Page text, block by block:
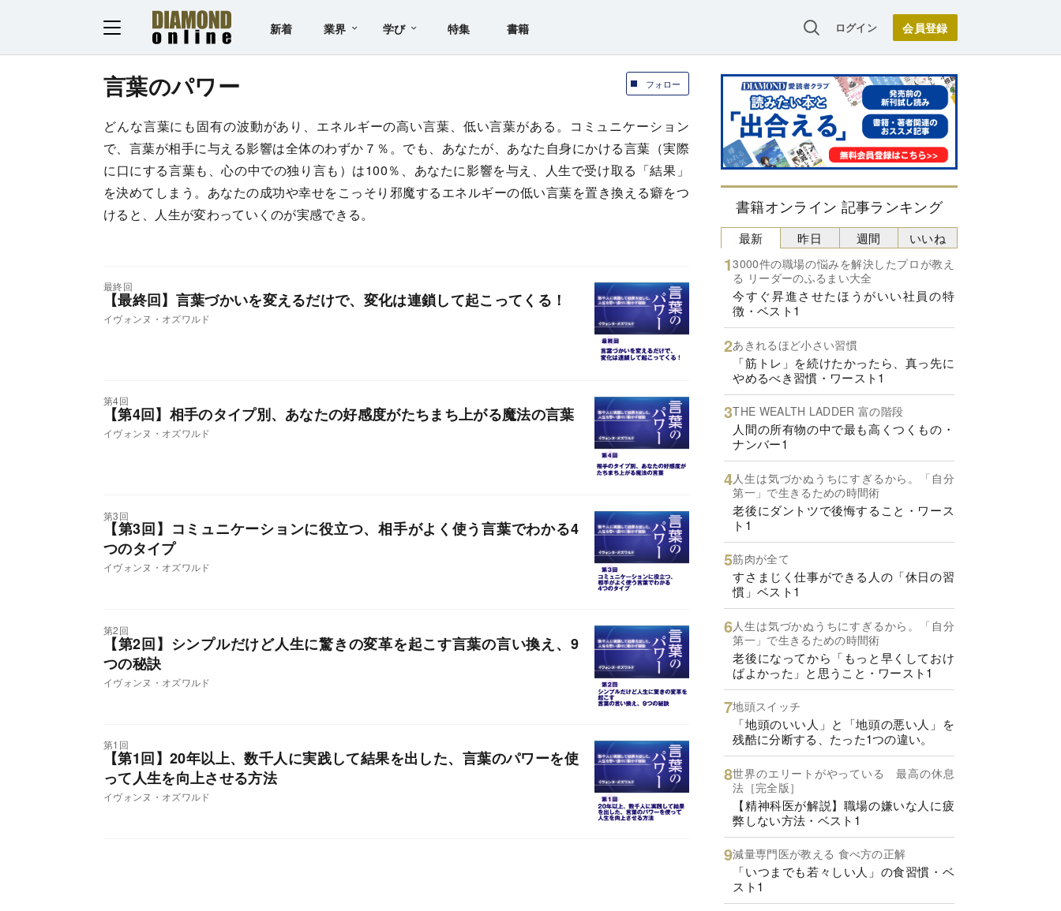
新着 業界 学び 特集 書籍 ログイン
フォロー
言葉のパワー
どんな言葉にも固有の波動があり、エネルギーの高い言葉、低い言葉がある。コミュニケーション
で、言葉が相手に与える影響は全体のわずか７％。でも、あなたが、あなた自身にかける言葉（実際
に口にする言葉も、心の中での独り言も）は100％、あなたに影響を与え、人生で受け取る「結果」
を決めてしまう。あなたの成功や幸せをこっそり邪魔するエネルギーの低い言葉を置き換える癖をつ
けると、人生が変わっていくのが実感できる。
最終回
【最終回】言葉づかいを変えるだけで、変化は連鎖して起こってくる！
イヴォンヌ・オズワルド
第4回
【第4回】相手のタイプ別、あなたの好感度がたちまち上がる魔法の言葉
イヴォンヌ・オズワルド
第3回
【第3回】コミュニケーションに役立つ、相手がよく使う言葉でわかる4
つのタイプ
イヴォンヌ・オズワルド
第2回
【第2回】シンプルだけど人生に驚きの変革を起こす言葉の言い換え、9
つの秘訣
イヴォンヌ・オズワルド
第1回
【第1回】20年以上、数千人に実践して結果を出した、言葉のパワーを使
って人生を向上させる方法
イヴォンヌ・オズワルド
書籍オンライン 記事ランキング
最新
3000件の職場の悩みを解決したプロが教え
る リーダーのふるまい大全
今すぐ昇進させたほうがいい社員の特
徴・ベスト1
あきれるほど小さい習慣
「筋トレ」を続けたかったら、真っ先に
やめるべき習慣・ワースト1
THE WEALTH LADDER 富の階段
人間の所有物の中で最も高くつくもの・
ナンバー1
人生は気づかぬうちにすぎるから。「自分
第一」で生きるための時間術
老後にダントツで後悔すること・ワース
ト1
筋肉が全て
すさまじく仕事ができる人の「休日の習
慣」ベスト1
人生は気づかぬうちにすぎるから。「自分
第一」で生きるための時間術
老後になってから「もっと早くしておけ
ばよかった」と思うこと・ワースト1
地頭スイッチ
「地頭のいい人」と「地頭の悪い人」を
残酷に分断する、たった1つの違い。
世界のエリートがやっている 最高の休息
法［完全版］
【精神科医が解説】職場の嫌いな人に疲
弊しない方法・ベスト1
減量専門医が教える 食べ方の正解
「いつまでも若々しい人」の食習慣・ベ
スト1
昨日 週間 いいね